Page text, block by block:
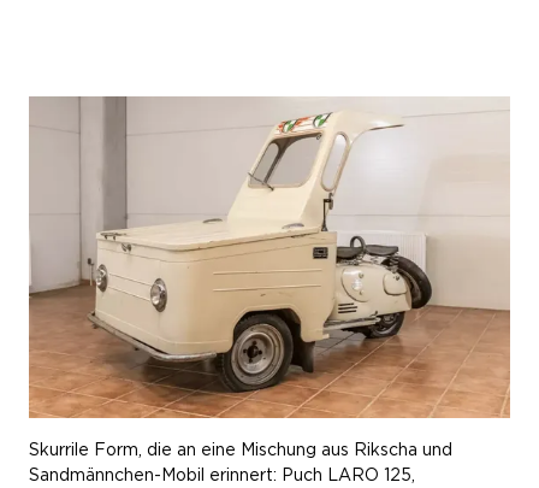
Skurrile Form, die an eine Mischung aus Rikscha und
Sandmännchen-Mobil erinnert: Puch LARO 125,